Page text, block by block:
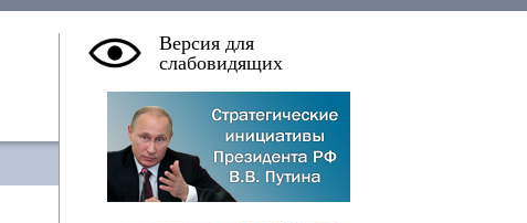
Версия для
слабовидящих